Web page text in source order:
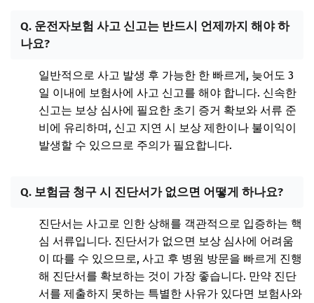
Q. 운전자보험 사고 신고는 반드시 언제까지 해야 하
나요?
일반적으로 사고 발생 후 가능한 한 빠르게, 늦어도 3
일 이내에 보험사에 사고 신고를 해야 합니다. 신속한
신고는 보상 심사에 필요한 초기 증거 확보와 서류 준
비에 유리하며, 신고 지연 시 보상 제한이나 불이익이
발생할 수 있으므로 주의가 필요합니다.
Q. 보험금 청구 시 진단서가 없으면 어떻게 하나요?
진단서는 사고로 인한 상해를 객관적으로 입증하는 핵
심 서류입니다. 진단서가 없으면 보상 심사에 어려움
이 따를 수 있으므로, 사고 후 병원 방문을 빠르게 진행
해 진단서를 확보하는 것이 가장 좋습니다. 만약 진단
서를 제출하지 못하는 특별한 사유가 있다면 보험사와